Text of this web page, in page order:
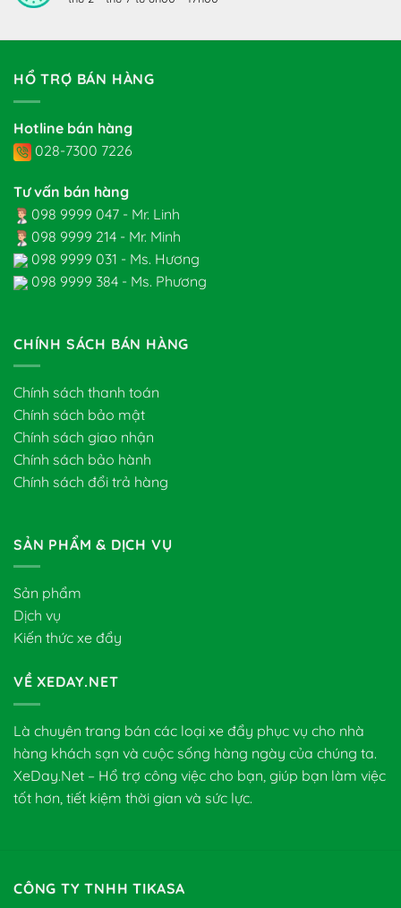
HỔ TRỢ BÁN HÀNG
Hotline bán hàng
028-7300 7226
Tư vấn bán hàng
098 9999 047 - Mr. Linh
098 9999 214 - Mr. Minh
098 9999 031 - Ms. Hương
098 9999 384 - Ms. Phương
CHÍNH SÁCH BÁN HÀNG
Chính sách thanh toán
Chính sách bảo mật
Chính sách giao nhận
Chính sách bảo hành
Chính sách đổi trả hàng
SẢN PHẨM & DỊCH VỤ
Sản phẩm
Dịch vụ
Kiến thức xe đẩy
VỀ XEDAY.NET
Là chuyên trang bán các loại xe đẩy phục vụ cho nhà
hàng khách sạn và cuộc sống hàng ngày của chúng ta.
XeDay.Net – Hổ trợ công việc cho bạn, giúp bạn làm việc
tốt hơn, tiết kiệm thời gian và sức lực.
CÔNG TY TNHH TIKASA